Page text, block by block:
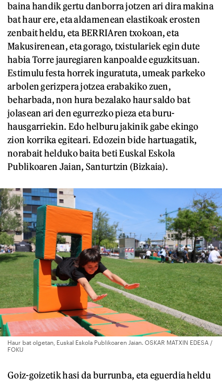
baina handik gertu danborra jotzen ari dira makina
bat haur ere, eta aldamenean elastikoak erosten
zenbait heldu, eta BERRIAren txokoan, eta
Makusirenean, eta gorago, txistulariek egin dute
habia Torre jauregiaren kanpoalde eguzkitsuan.
Estimulu festa horrek inguratuta, umeak parkeko
arbolen gerizpera jotzea erabakiko zuen,
beharbada, non hura bezalako haur saldo bat
jolasean ari den egurrezko pieza eta buru-
hausgarriekin. Edo helburu jakinik gabe ekingo
zion korrika egiteari. Edozein bide hartuagatik,
norabait helduko baita beti Euskal Eskola
Publikoaren Jaian, Santurtzin (Bizkaia).
Haur bat olgetan, Euskal Eskola Publikoaren Jaian. OSKAR MATXIN EDESA /
FOKU
Goiz-goizetik hasi da burrunba, eta eguerdia heldu